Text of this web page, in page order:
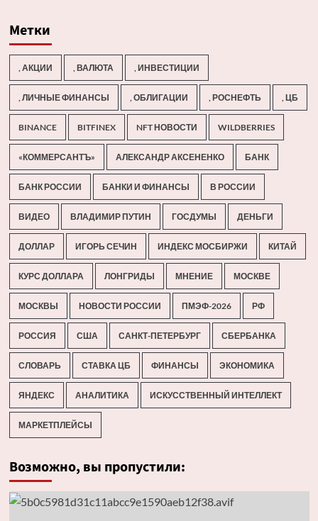
Метки
, АКЦИИ , ВАЛЮТА , ИНВЕСТИЦИИ
, ЛИЧНЫЕ ФИНАНСЫ , ОБЛИГАЦИИ , РОСНЕФТЬ , ЦБ
BINANCE BITFINEX NFT НОВОСТИ WILDBERRIES
«КОММЕРСАНТЪ» АЛЕКСАНДР АКСЕНЕНКО БАНК
БАНК РОССИИ БАНКИ И ФИНАНСЫ В РОССИИ
ВИДЕО ВЛАДИМИР ПУТИН ГОСДУМЫ ДЕНЬГИ
ДОЛЛАР ИГОРЬ СЕЧИН ИНДЕКС МОСБИРЖИ КИТАЙ
КУРС ДОЛЛАРА ЛОНГРИДЫ МНЕНИЕ МОСКВЕ
МОСКВЫ НОВОСТИ РОССИИ ПМЭФ-2026 РФ
РОССИЯ США САНКТ-ПЕТЕРБУРГ СБЕРБАНКА
СЛОВАРЬ СТАВКА ЦБ ФИНАНСЫ ЭКОНОМИКА
ЯНДЕКС АНАЛИТИКА ИСКУССТВЕННЫЙ ИНТЕЛЛЕКТ
МАРКЕТПЛЕЙСЫ
Возможно, вы пропустили: